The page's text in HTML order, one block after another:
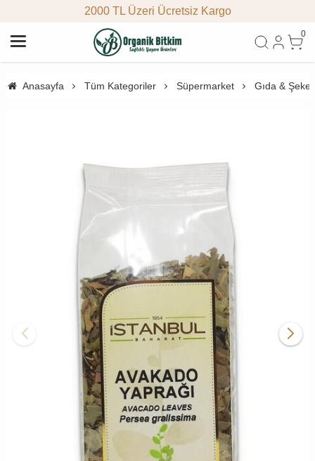
2000 TL Üzeri Ücretsiz Kargo
0
Anasayfa Tüm Kategoriler Süpermarket Gıda &